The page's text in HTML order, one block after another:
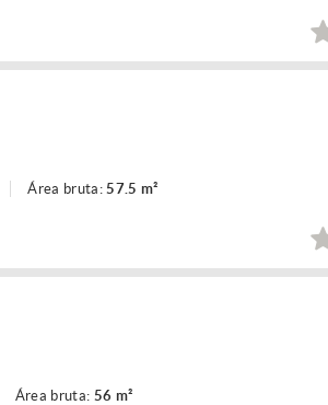
Área bruta:57.5 m²
Área bruta: 56 m²